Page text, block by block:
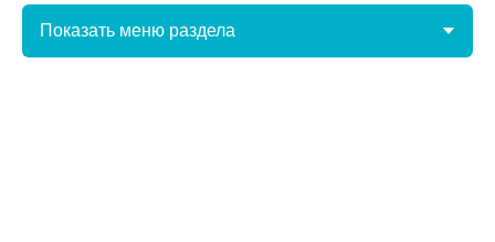
Показать меню раздела